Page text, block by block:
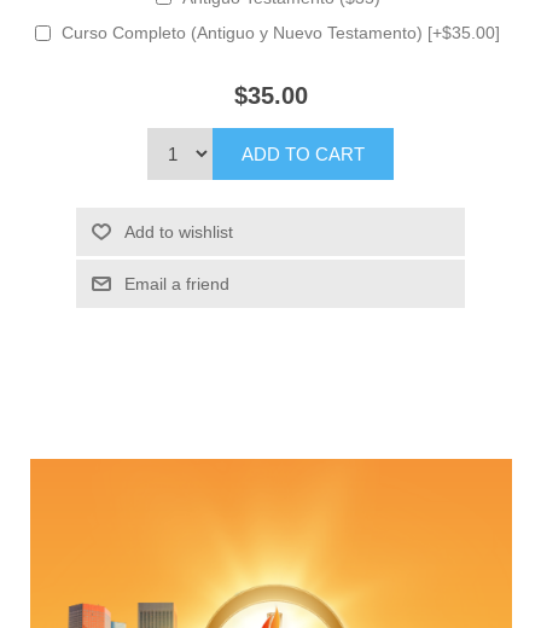
Curso Completo (Antiguo y Nuevo Testamento) [+$35.00]
$35.00
ADD TO CART
Add to wishlist
Email a friend